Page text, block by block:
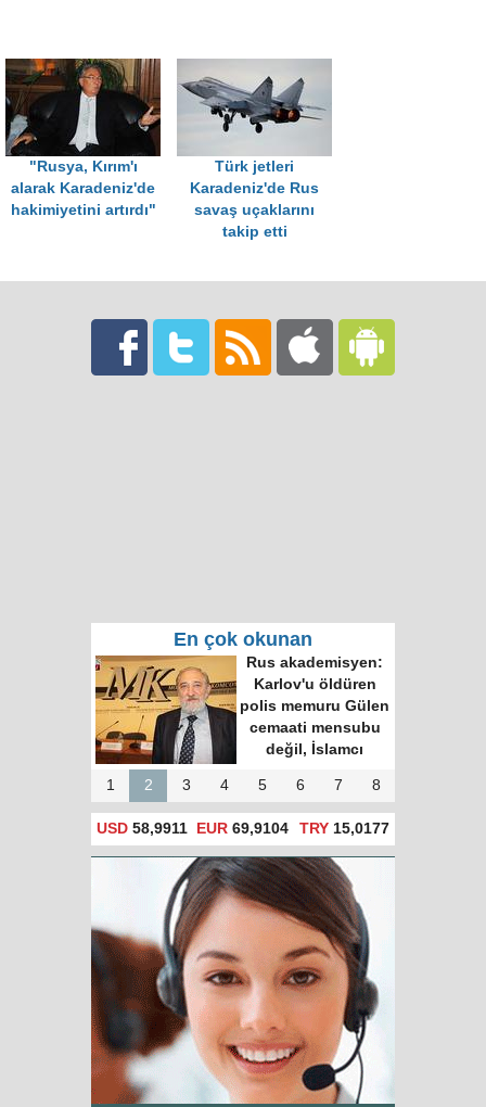
"Rusya, Kırım'ı
alarak Karadeniz'de
hakimiyetini artırdı"
Türk jetleri
Karadeniz'de Rus
savaş uçaklarını
takip etti
En çok okunan
Rus akademisyen:
Karlov'u öldüren
polis memuru Gülen
cemaati mensubu
değil, İslamcı
1 2 3 4 5 6 7 8
USD58,9911 EUR 69,9104 TRY15,0177